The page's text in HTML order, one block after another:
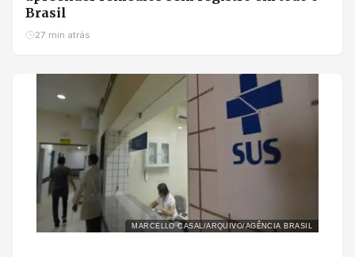
Brasil
27 min atrás
MARCELLO CASAL/ARQUIVO/AGÊNCIA BRASIL